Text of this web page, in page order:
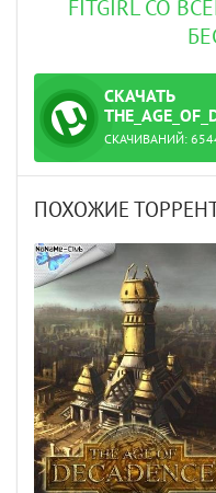
FITGIRL СО
СКАЧАТЬ
ТОРРЕНТ
СКАЧИВАНИЙ:
ПОХОЖИЕ